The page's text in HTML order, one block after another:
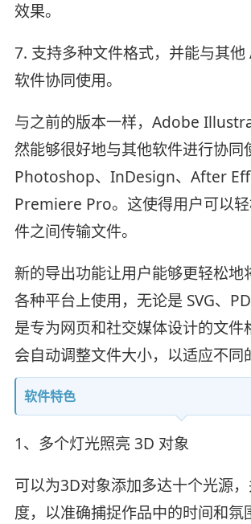
效果。
7. 支持多种文件格式，并能与其他
软件协同使用。
与之前的版本一样，Adobe
然能够很好地与其他软件进行协同
Photoshop、InDesign、After
Premiere Pro。这使得用户可以
件之间传输文件。
新的导出功能让用户能够更轻松地
各种平台上使用，无论是 SVG、
是专为网页和社交媒体设计的文件
会自动调整文件大小，以适应不同
软件特色
1、多个灯光照亮 3D 对象
可以为3D对象添加多达十个光源
度，以准确捕捉作品中的时间和氛